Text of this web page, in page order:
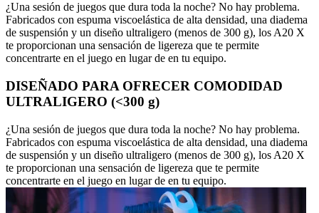
¿Una sesión de juegos que dura toda la noche? No hay problema.
Fabricados con espuma viscoelástica de alta densidad, una diadema
de suspensión y un diseño ultraligero (menos de 300 g), los A20 X
te proporcionan una sensación de ligereza que te permite
concentrarte en el juego en lugar de en tu equipo.
DISEÑADO PARA OFRECER COMODIDAD
ULTRALIGERO (<300 g)
¿Una sesión de juegos que dura toda la noche? No hay problema.
Fabricados con espuma viscoelástica de alta densidad, una diadema
de suspensión y un diseño ultraligero (menos de 300 g), los A20 X
te proporcionan una sensación de ligereza que te permite
concentrarte en el juego en lugar de en tu equipo.